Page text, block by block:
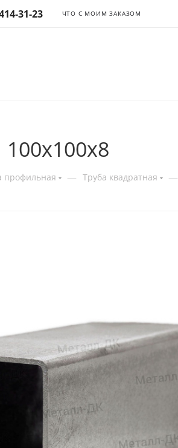
31-23 ЧТО С МОИМ ЗАКАЗОМ
профильная — Труба квадратная —